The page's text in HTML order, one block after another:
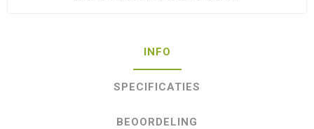
INFO
SPECIFICATIES
BEOORDELING